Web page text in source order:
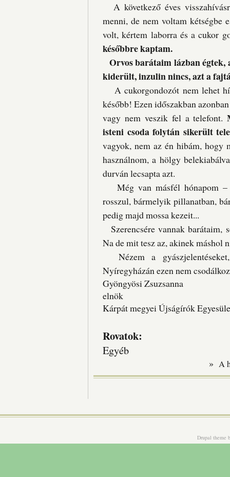
A következő éves
menni, de nem voltam kétségbe
volt, kértem laborra és a cukor
későbbre kaptam.
Orvos barátaim lázban égtek,
kiderült, inzulin nincs, azt a
A cukorgondozót nem lehet
később! Ezen időszakban
vagy nem veszik fel a telefont.
isteni csoda folytán sikerült
vagyok, nem az én hibám, hogy
használnom, a hölgy
durván lecsapta azt.
Még van másfél hónapom –
rosszul, bármelyik pillanatban,
pedig majd mossa kezeit...
Szerencsére vannak barátaim,
Na de mit tesz az, akinek máshol
Nézem a
Nyíregyházán ezen nem
Gyöngyösi Zsuzsanna
elnök
Kárpát megyei Újságírók
Rovatok:
Egyéb
» A
Drupal theme